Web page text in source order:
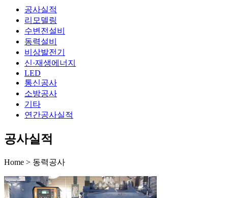
공사실적
리모델링
수변전설비
동력설비
비상발전기
신·재생에너지
LED
통신공사
소방공사
기타
연간공사실적
공사실적
Home > 동력공사